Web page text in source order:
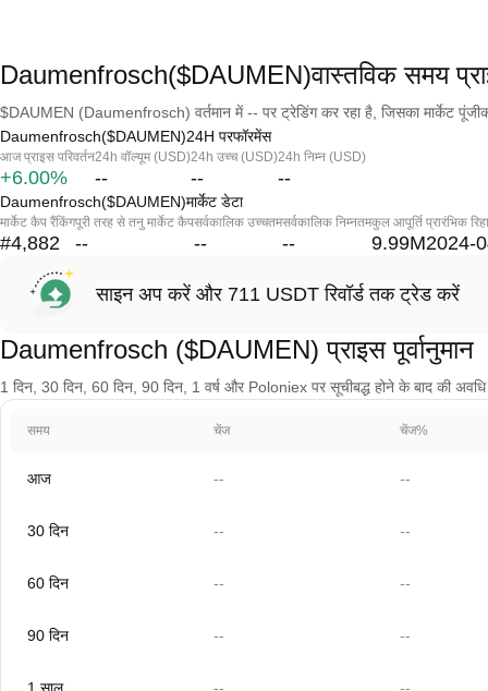
Daumenfrosch($DAUMEN)वास्तविक समय
$DAUMEN (Daumenfrosch) वर्तमान में -- पर ट्रेडिंग कर रहा है, जिसका मार्केट
Daumenfrosch($DAUMEN)24H परफॉरमेंस
आज प्राइस परिवर्तन
+6.00%
24h वॉल्यूम (USD)
--
24h उच्च (USD)
--
24h निम्न (USD)
--
Daumenfrosch($DAUMEN)मार्केट डेटा
मार्केट कैप रैंकिंग
#4,882
पूरी तरह से तनु मार्केट कैप
--
सर्वकालिक उच्चतम
--
सर्वकालिक निम्नतम
--
कुल आपूर्ति
9.99M
प्रारंभिक
2024-
साइन अप करें और 711 USDT रिवॉर्ड तक ट्रेड करें
Daumenfrosch ($DAUMEN) प्राइस पूर्वानुमान
1 दिन, 30 दिन, 60 दिन, 90 दिन, 1 वर्ष और Poloniex पर सूचीबद्ध होने के बाद की
समय चेंज चेंज%
आज -- --
30 दिन -- --
60 दिन -- --
90 दिन -- --